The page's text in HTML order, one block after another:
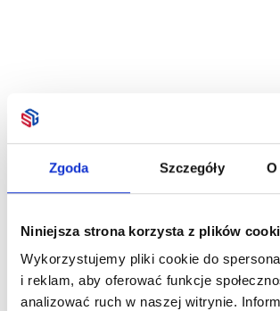
Zgoda Szczegóły
Niniejsza strona korzysta z plików
Wykorzystujemy pliki cookie do
i reklam, aby oferować funkcje
analizować ruch w naszej witrynie.